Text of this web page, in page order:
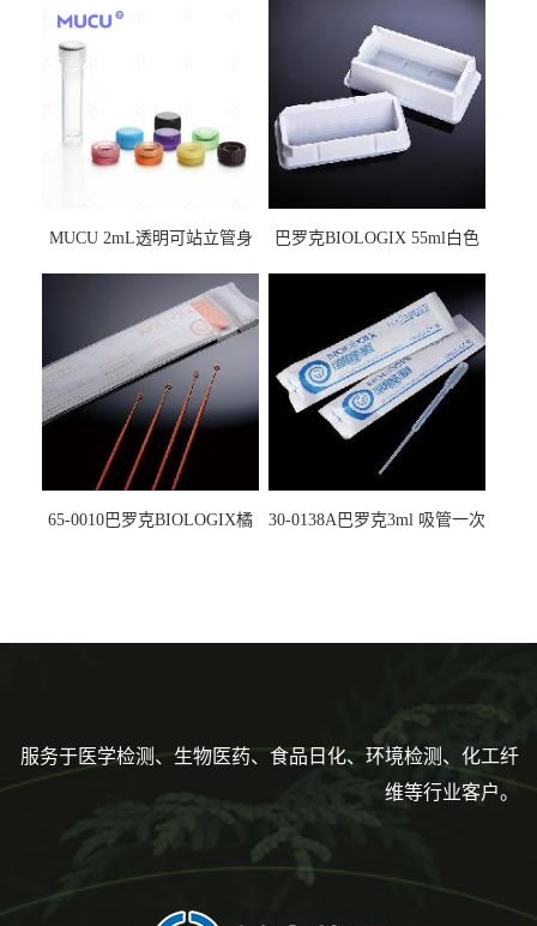
MUCU 2mL透明可站立管身
巴罗克BIOLOGIX 55ml白色
马射线灭菌25-0051
65-0010巴罗克BIOLOGIX橘
30-0138A巴罗克3ml 吸管一次
服务于医学检测、生物医药、食品日化、环境检测、化工纤
维等行业客户。